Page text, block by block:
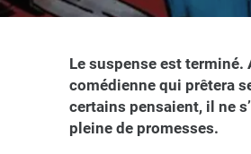
Le suspense est
comédienne qui prêtera
certains pensaient, il ne
pleine de promesses.